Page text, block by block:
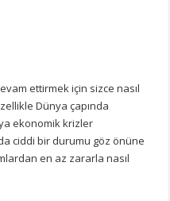
ettirmek için sizce nasıl
Dünya çapında
ekonomik krizler
ciddi bir durumu göz önüne
en az zararla nasıl